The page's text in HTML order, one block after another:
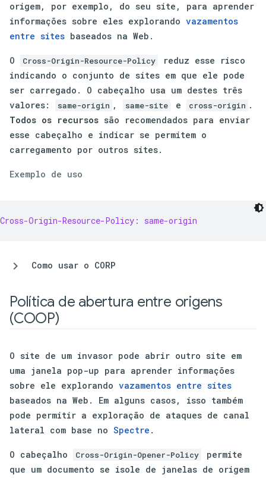
origem, por exemplo, do seu site, para aprender
informações sobre eles explorando vazamentos
entre sites baseados na Web.
O Cross-Origin-Resource-Policy
reduz esse risco
indicando o conjunto de sites em que ele pode
ser carregado. O cabeçalho usa um destes três
valores:
same-origin , same-site e cross-origin .
Todos os recursos são recomendados para enviar
esse cabeçalho e indicar se permitem o
carregamento por outros sites.
Exemplo de uso
Cross-Origin-Resource-Policy: same-origin
Como usar o CORP
Política de abertura entre origens
(COOP)
O site de um invasor pode abrir outro site em
uma janela pop-up para aprender informações
sobre ele explorando vazamentos entre sites
baseados na Web. Em alguns casos, isso também
pode permitir a exploração de ataques de canal
lateral com base no Spectre .
O cabeçalho Cross-Origin-Opener-Policy
permite
que um documento se isole de janelas de origem